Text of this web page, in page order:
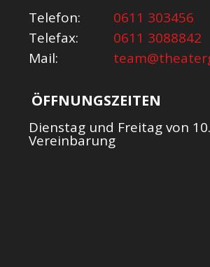
Telefon:
0611 303456
Telefax:
0611 3088842
Mail:
ÖFFNUNGSZEITEN
Dienstag und Freitag von
Vereinbarung